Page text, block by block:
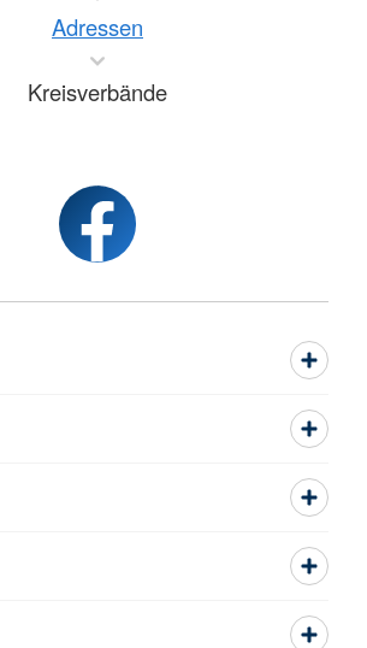
Adressen
Kreisverbände